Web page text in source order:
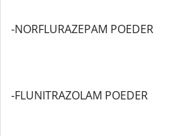
-NORFLURAZEPAM POEDER
-FLUNITRAZOLAM POEDER